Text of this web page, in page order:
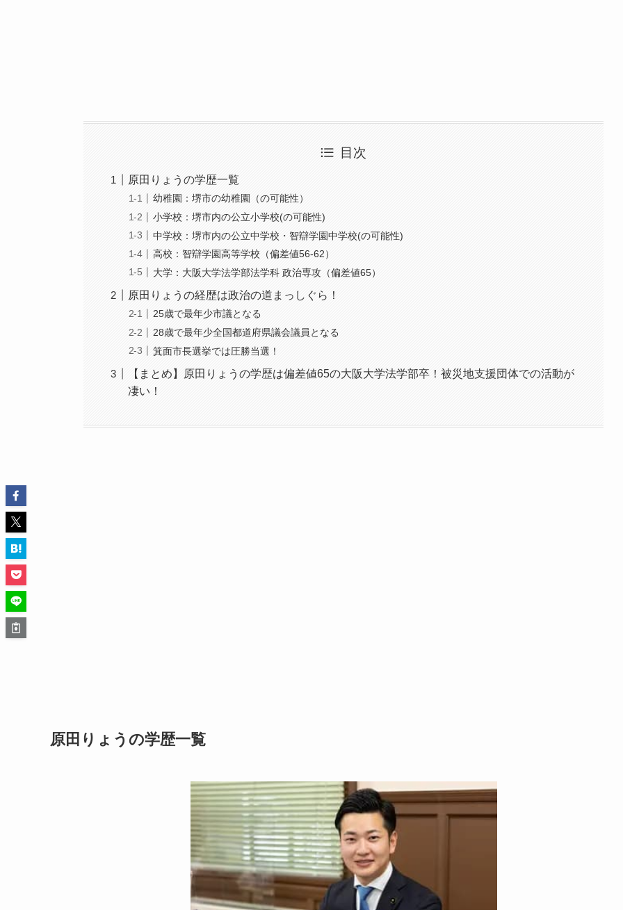
目次
原田りょうの学歴一覧
幼稚園：堺市の幼稚園（の可能性）
小学校：堺市内の公立小学校(の可能性)
中学校：堺市内の公立中学校・智辯学園中学校(の可能性)
高校：智辯学園高等学校（偏差値56-62）
大学：大阪大学法学部法学科 政治専攻（偏差値65）
原田りょうの経歴は政治の道まっしぐら！
25歳で最年少市議となる
28歳で最年少全国都道府県議会議員となる
箕面市長選挙では圧勝当選！
【まとめ】原田りょうの学歴は偏差値65の大阪大学法学部卒！被災地支援団体での活動が
凄い！
原田りょうの学歴一覧